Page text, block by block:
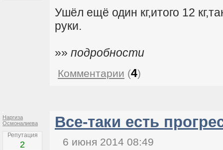
Ушёл ещё один кг,итого 12
руки.
»» подробности
Комментарии (4)
Наргиза
Осмоналиева
Репутация
2
Все-таки есть
6 июня 2014 08:49